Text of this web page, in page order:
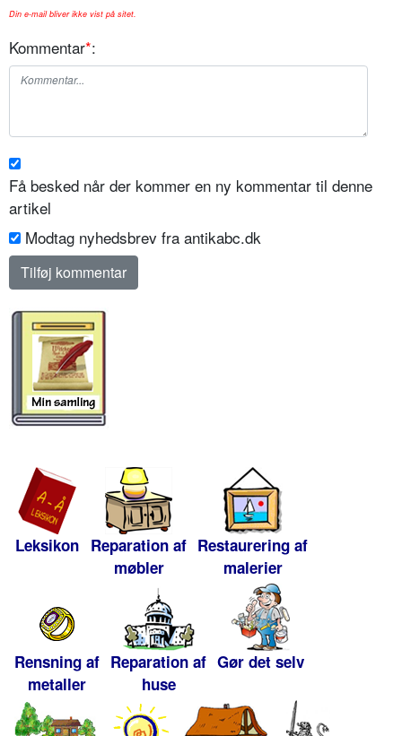
Din e-mail bliver ikke vist på sitet.
Kommentar*:
Få besked når der kommer en ny kommentar til denne
artikel
Modtag nyhedsbrev fra antikabc.dk
Leksikon Reparation af
møbler
Restaurering af
malerier
Rensning af
metaller
Reparation af
huse
Gør det selv